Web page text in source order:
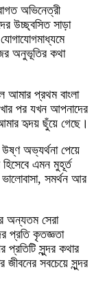
অভিনেত্রী
উচ্ছ্বসিত সাড়া
অনুভূতির কথা
আমার প্রথম বাংলা
পর যখন আপনাদের
হৃদয় ছুঁয়ে গেছে।
অভ্যর্থনা পেয়ে
এমন মুহূর্ত
সমর্থন আর
অন্যতম সেরা
প্রতি কৃতজ্ঞতা
প্রতিটি সুন্দর কথার
সবচেয়ে সুন্দর